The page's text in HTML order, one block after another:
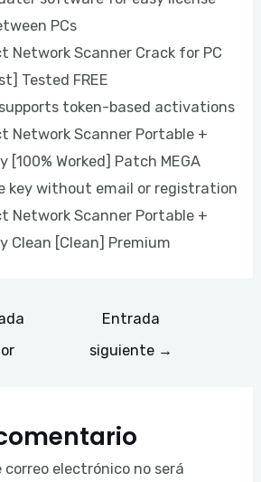
PCs
Network Scanner Crack for PC
Tested FREE
token-based activations
Network Scanner Portable +
[100% Worked] Patch MEGA
key without email or registration
Network Scanner Portable +
Clean [Clean] Premium
Entrada
siguiente →
correo electrónico no será